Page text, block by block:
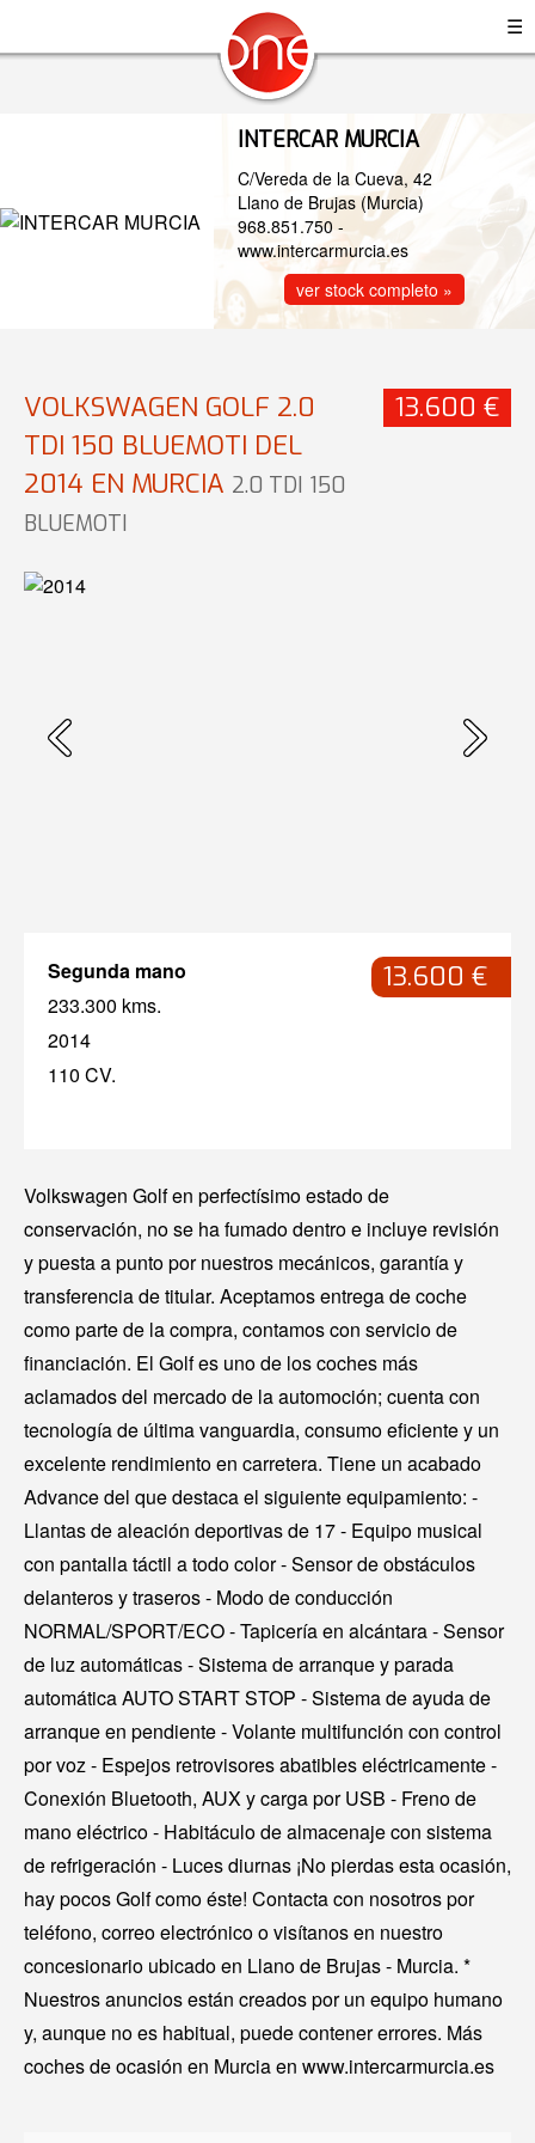
☰
INTERCAR MURCIA
C/Vereda de la Cueva, 42
Llano de Brujas (Murcia)
968.851.750 -
www.intercarmurcia.es
ver stock completo »
VOLKSWAGEN GOLF 2.0
TDI 150 BLUEMOTI DEL
2014 EN MURCIA 2.0 TDI 150
BLUEMOTI
13.600 €
Segunda mano
233.300 kms.
2014
110 CV.
13.600 €
Volkswagen Golf en perfectísimo estado de
conservación, no se ha fumado dentro e incluye revisión
y puesta a punto por nuestros mecánicos, garantía y
transferencia de titular. Aceptamos entrega de coche
como parte de la compra, contamos con servicio de
financiación. El Golf es uno de los coches más
aclamados del mercado de la automoción; cuenta con
tecnología de última vanguardia, consumo eficiente y un
excelente rendimiento en carretera. Tiene un acabado
Advance del que destaca el siguiente equipamiento: -
Llantas de aleación deportivas de 17 - Equipo musical
con pantalla táctil a todo color - Sensor de obstáculos
delanteros y traseros - Modo de conducción
NORMAL/SPORT/ECO - Tapicería en alcántara - Sensor
de luz automáticas - Sistema de arranque y parada
automática AUTO START STOP - Sistema de ayuda de
arranque en pendiente - Volante multifunción con control
por voz - Espejos retrovisores abatibles eléctricamente -
Conexión Bluetooth, AUX y carga por USB - Freno de
mano eléctrico - Habitáculo de almacenaje con sistema
de refrigeración - Luces diurnas ¡No pierdas esta ocasión,
hay pocos Golf como éste! Contacta con nosotros por
teléfono, correo electrónico o visítanos en nuestro
concesionario ubicado en Llano de Brujas - Murcia. *
Nuestros anuncios están creados por un equipo humano
y, aunque no es habitual, puede contener errores. Más
coches de ocasión en Murcia en www.intercarmurcia.es